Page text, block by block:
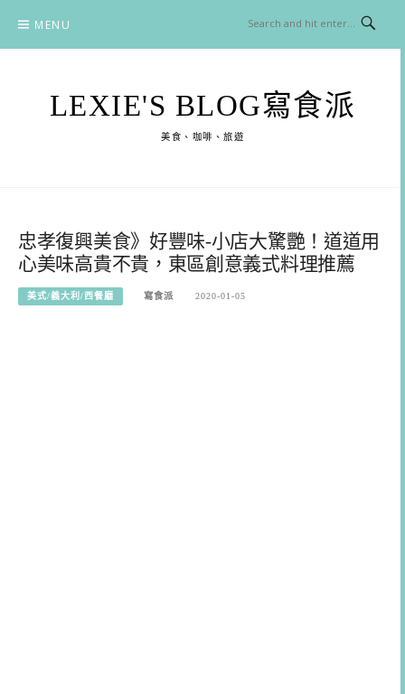
content
MENU
LEXIE'S BLOG寫食派
美食、咖啡、旅遊
忠孝復興美食》好豐味-小店大驚艷！道道用
心美味高貴不貴，東區創意義式料理推薦
美式/義大利/西餐廳 寫食派 2020-01-05